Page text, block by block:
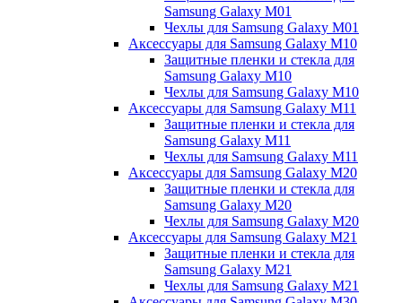
Samsung Galaxy M01
Чехлы для Samsung Galaxy M01
Аксессуары для Samsung Galaxy M10
Защитные пленки и стекла для
Samsung Galaxy M10
Чехлы для Samsung Galaxy M10
Аксессуары для Samsung Galaxy M11
Защитные пленки и стекла для
Samsung Galaxy M11
Чехлы для Samsung Galaxy M11
Аксессуары для Samsung Galaxy M20
Защитные пленки и стекла для
Samsung Galaxy M20
Чехлы для Samsung Galaxy M20
Аксессуары для Samsung Galaxy M21
Защитные пленки и стекла для
Samsung Galaxy M21
Чехлы для Samsung Galaxy M21